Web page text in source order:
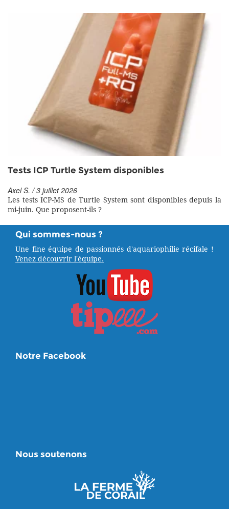
Tests ICP Turtle System disponibles
Axel S. / 3 juillet 2026
Les tests ICP-MS de Turtle System sont disponibles depuis la
mi-juin. Que proposent-ils ?
Qui sommes-nous ?
Une fine équipe de passionnés d'aquariophilie récifale !
Venez découvrir l'équipe.
Notre Facebook
Nous soutenons